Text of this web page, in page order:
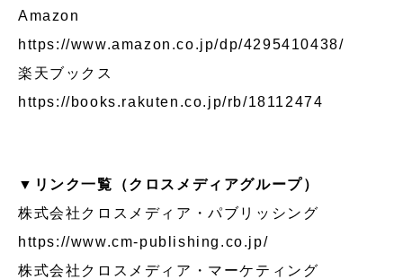
Amazon
https://www.amazon.co.jp/dp/4295410438/
楽天ブックス
https://books.rakuten.co.jp/rb/18112474
▼リンク一覧（クロスメディアグループ）
株式会社クロスメディア・パブリッシング
https://www.cm-publishing.co.jp/
株式会社クロスメディア・マーケティング